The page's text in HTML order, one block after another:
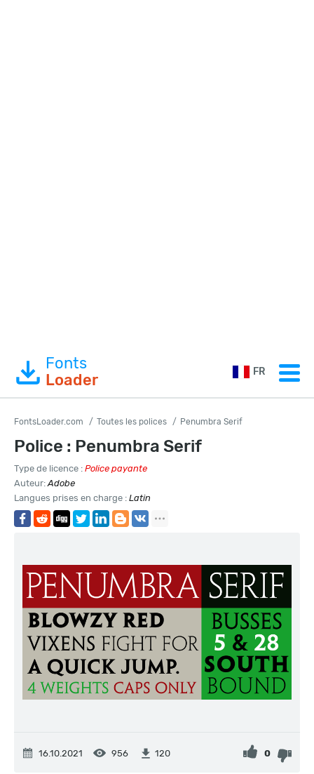
Fonts
Loader
FR
FontsLoader.com Toutes les polices Penumbra Serif
Police : Penumbra Serif
Type de licence : Police payante
Auteur:Adobe
Langues prises en charge : Latin
16.10.2021 956 120 0